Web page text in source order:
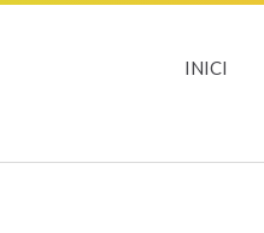
INICI